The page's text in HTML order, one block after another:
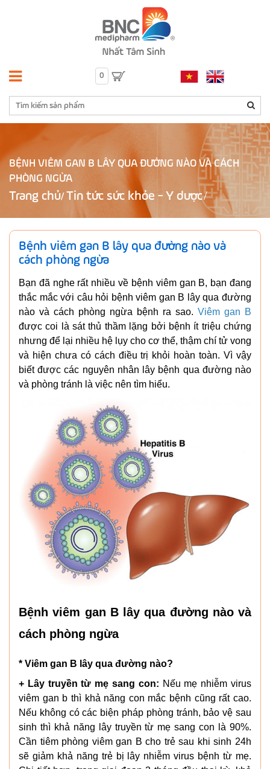
0
BỆNH VIÊM GAN B LÂY QUA ĐƯỜNG NÀO VÀ CÁCH
PHÒNG NGỪA
Trang chủ/ Tin tức sức khỏe - Y dược
Bệnh viêm gan B lây qua đường nào và
cách phòng ngừa
Bạn đã nghe rất nhiều về bệnh viêm gan B, bạn đang
thắc mắc với câu hỏi bệnh viêm gan B lây qua đường
nào và cách phòng ngừa bệnh ra sao. Viêm gan B
được coi là sát thủ thầm lặng bởi bệnh ít triệu chứng
nhưng để lại nhiều hệ lụy cho cơ thể, thậm chí tử vong
và hiện chưa có cách điều trị khỏi hoàn toàn. Vì vậy
biết được các nguyên nhân lây bệnh qua đường nào
và phòng tránh là việc nên tìm hiểu.
Bệnh viêm gan B lây qua đường nào và
cách phòng ngừa
* Viêm gan B lây qua đường nào?
+ Lây truyền từ mẹ sang con: Nếu mẹ nhiễm virus
viêm gan b thì khả năng con mắc bệnh cũng rất cao.
Nếu không có các biện pháp phòng tránh, bảo vệ sau
sinh thì khả năng lây truyền từ mẹ sang con là 90%.
Cần tiêm phòng viêm gan B cho trẻ sau khi sinh 24h
sẽ giảm khả năng trẻ bị lây nhiễm virus bệnh từ mẹ.